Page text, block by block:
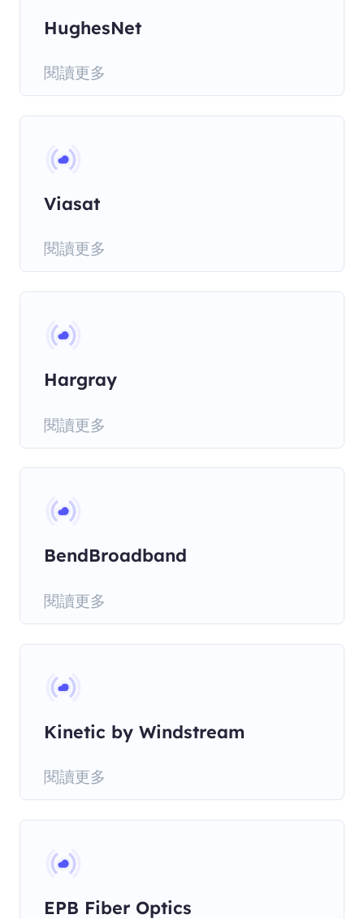
HughesNet
閱讀更多
Viasat
閱讀更多
Hargray
閱讀更多
BendBroadband
閱讀更多
Kinetic by Windstream
閱讀更多
EPB Fiber Optics